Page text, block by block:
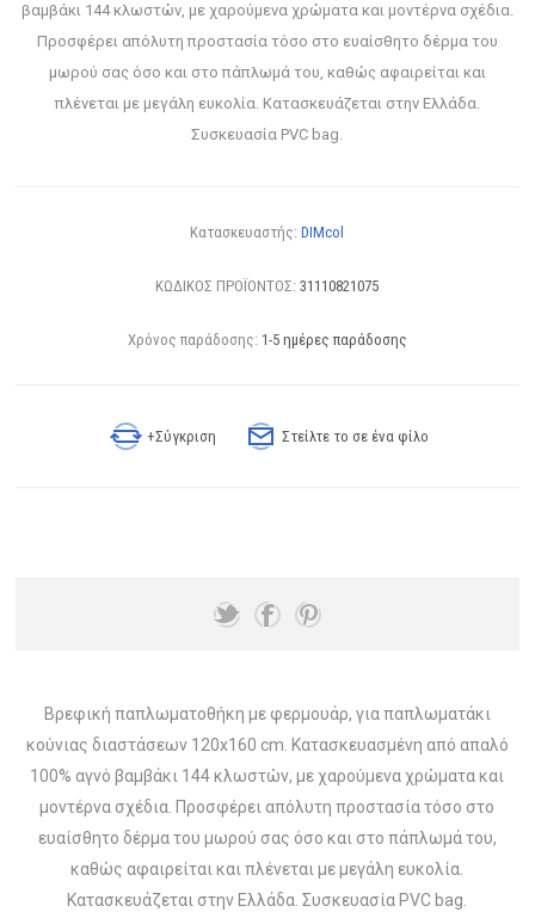
βαμβάκι 144 κλωστών, με χαρούμενα χρώματα και μοντέρνα σχέδια.
Προσφέρει απόλυτη προστασία τόσο στο ευαίσθητο δέρμα του
μωρού σας όσο και στο πάπλωμά του, καθώς αφαιρείται και
πλένεται με μεγάλη ευκολία. Κατασκευάζεται στην Ελλάδα.
Συσκευασία PVC bag.
Κατασκευαστής: DIMcol
ΚΩΔΙΚΟΣ ΠΡΟΪΟΝΤΟΣ: 31110821075
Χρόνος παράδοσης: 1-5 ημέρες παράδοσης
+Σύγκριση Στείλτε το σε ένα φίλο
Βρεφική παπλωματοθήκη με φερμουάρ, για παπλωματάκι
κούνιας διαστάσεων 120x160 cm. Κατασκευασμένη από απαλό
100% αγνό βαμβάκι 144 κλωστών, με χαρούμενα χρώματα και
μοντέρνα σχέδια. Προσφέρει απόλυτη προστασία τόσο στο
ευαίσθητο δέρμα του μωρού σας όσο και στο πάπλωμά του,
καθώς αφαιρείται και πλένεται με μεγάλη ευκολία.
Κατασκευάζεται στην Ελλάδα. Συσκευασία PVC bag.